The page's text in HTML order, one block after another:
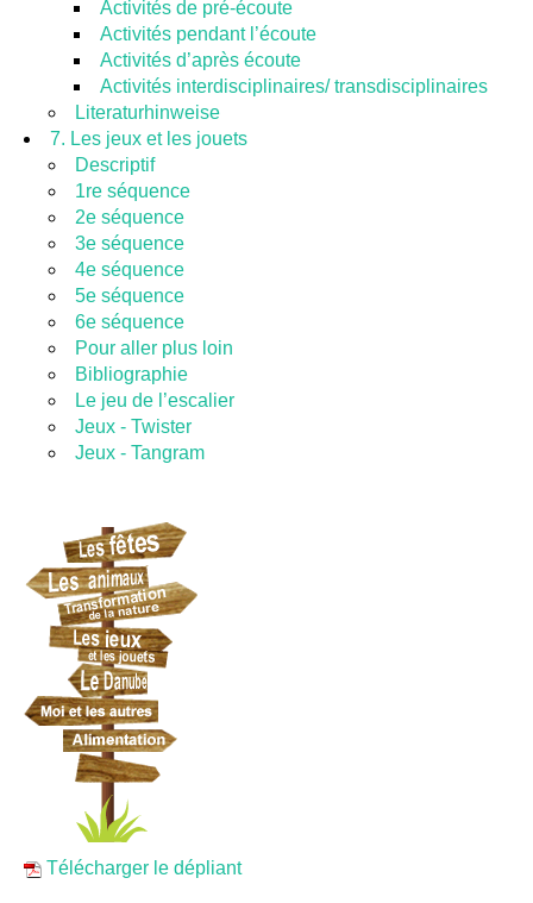
Activités de pré-écoute
Activités pendant l’écoute
Activités d’après écoute
Activités interdisciplinaires/ transdisciplinaires
Literaturhinweise
7. Les jeux et les jouets
Descriptif
1re séquence
2e séquence
3e séquence
4e séquence
5e séquence
6e séquence
Pour aller plus loin
Bibliographie
Le jeu de l’escalier
Jeux - Twister
Jeux - Tangram
Télécharger le dépliant